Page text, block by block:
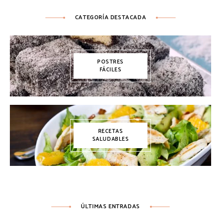
CATEGORÍA DESTACADA
POSTRES
FÁCILES
RECETAS
SALUDABLES
ÚLTIMAS ENTRADAS